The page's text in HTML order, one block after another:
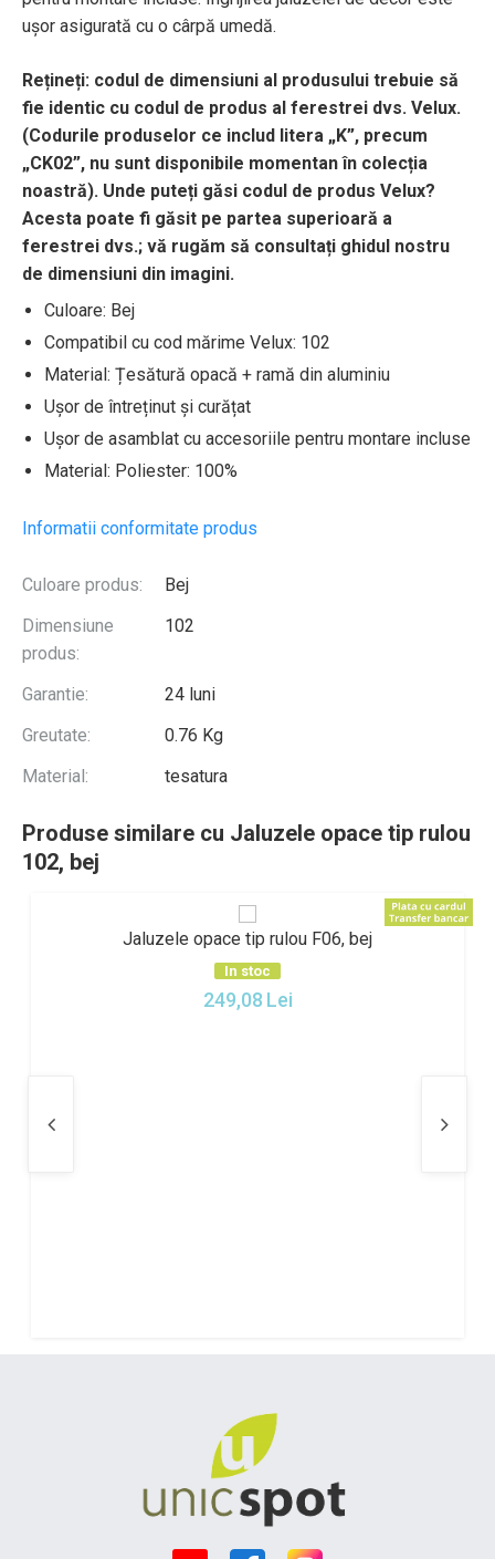
ușor asigurată cu o cârpă umedă.
Rețineți: codul de dimensiuni al produsului trebuie să
fie identic cu codul de produs al ferestrei dvs. Velux.
(Codurile produselor ce includ litera „K”, precum
„CK02”, nu sunt disponibile momentan în colecția
noastră). Unde puteți găsi codul de produs Velux?
Acesta poate fi găsit pe partea superioară a
ferestrei dvs.; vă rugăm să consultați ghidul nostru
de dimensiuni din imagini.
Culoare: Bej
Compatibil cu cod mărime Velux: 102
Material: Țesătură opacă + ramă din aluminiu
Ușor de întreținut și curățat
Ușor de asamblat cu accesoriile pentru montare incluse
Material: Poliester: 100%
Informatii conformitate produs
Culoare produs:
Bej
Dimensiune
produs:
102
Garantie:
24 luni
Greutate:
0.76 Kg
Material:
tesatura
Produse similare cu Jaluzele opace tip rulou
102, bej
Jaluzele opace tip rulou F06, bej
In stoc
249,08 Lei